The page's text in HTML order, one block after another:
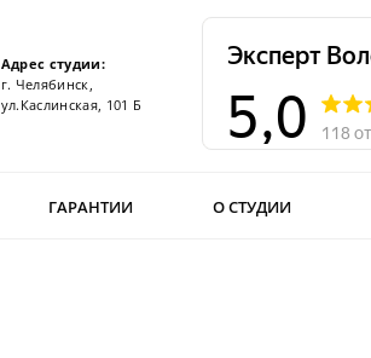
Адрес студии:
г. Челябинск,
ул.Каслинская, 101 Б
ГАРАНТИИ О СТУДИИ